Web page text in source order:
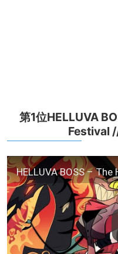
第1位HELLUVA
Festival